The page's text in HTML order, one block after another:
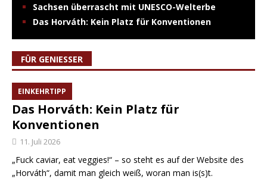
Sachsen überrascht mit UNESCO-Welterbe
Das Horváth: Kein Platz für Konventionen
FÜR GENIESSER
EINKEHRTIPP
Das Horváth: Kein Platz für
Konventionen
11. Juli 2026
„Fuck caviar, eat veggies!“ – so steht es auf der Website des
„Horváth“, damit man gleich weiß, woran man is(s)t.